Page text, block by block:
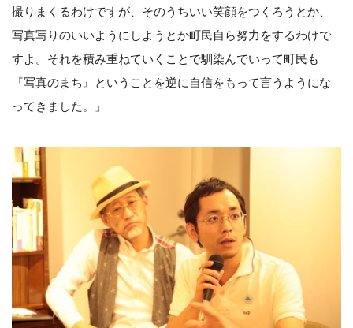
撮りまくるわけですが、そのうちいい笑顔をつくろうとか、
写真写りのいいようにしようとか町民自ら努力をするわけで
すよ。それを積み重ねていくことで馴染んでいって町民も
『写真のまち』ということを逆に自信をもって言うようにな
ってきました。」